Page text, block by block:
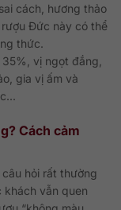
cách, hương thảo
Đức này có thể
thức.
vị ngọt đắng,
gia vị ấm và
Cách cảm
hỏi rất thường
khách vẫn quen